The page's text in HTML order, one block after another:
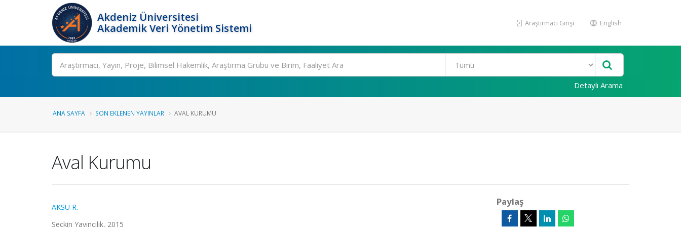
Akdeniz Üniversitesi
Akademik Veri Yönetim Sistemi
Araştırmacı Girişi English
Ara
Detaylı Arama
ANA SAYFA SON EKLENEN YAYINLAR AVAL KURUMU
Aval Kurumu
AKSU R.
Seçkin Yayıncılık, 2015
Paylaş